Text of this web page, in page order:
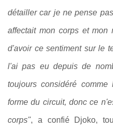
détailler car je ne pense
affectait mon corps et mon
d'avoir ce sentiment sur le
l'ai pas eu depuis de
toujours considéré
forme du circuit, donc ce
corps", a confié Djoko,